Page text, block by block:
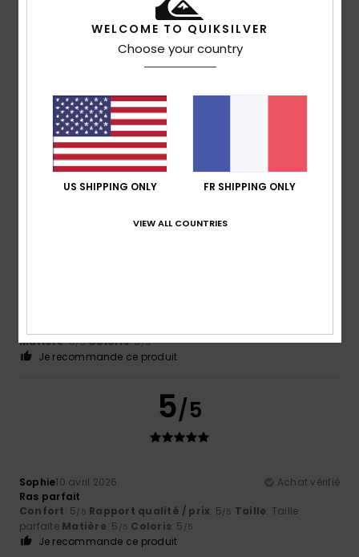
5/5
Tout est parfait et ils sont très aimables
Afficher original - Castellano
Confort: 5/5 Rapport qualité / prix
Matière: 5/5 Coloris: 5/5
Matière: 5/5 Coloris: 5/5
Je recommande ce produit
5/5
Sophie10 avril 2026
Achat vérifié
Ras parfait
Confort: 5/5 Rapport qualité / prix: 5/5 Taille: Taille
parfaite Matière: 5 /5 Coloris: 5 /5
Je recommande ce produit
WELCOME TO QUIKSILVER
Choose your country
US SHIPPING ONLY FR SHIPPING ONLY
VIEW ALL COUNTRIES